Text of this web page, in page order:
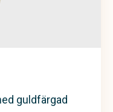
guldfärgad